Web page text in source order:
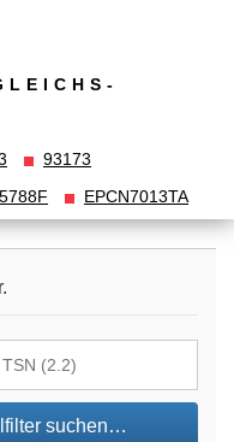
93173
EPCN7013TA
suchen…